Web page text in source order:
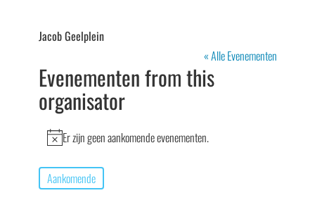
Jacob Geelplein
« Alle Evenementen
Evenementen from this
organisator
Bericht
Er zijn geen aankomende evenementen.
Aankomende